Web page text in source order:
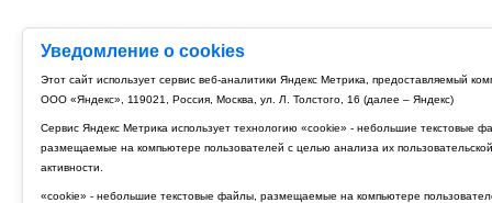
Уведомление о cookies
Этот сайт использует сервис веб-аналитики Яндекс Метрика, предоставляемый
ООО «Яндекс», 119021, Россия, Москва, ул. Л. Толстого, 16 (далее – Яндекс)
Сервис Яндекс Метрика использует технологию «cookie» - небольшие текстовые
размещаемые на компьютере пользователей с целью анализа их пользовательской
активности.
«cookie» - небольшие текстовые файлы, размещаемые на компьютере